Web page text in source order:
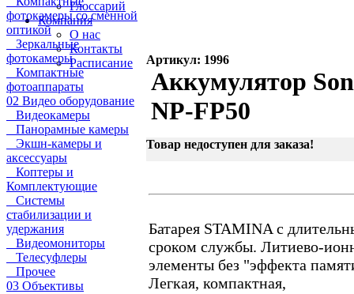
Глоссарий
Компания
О нас
Контакты
Расписание
фотокамеры со сменной
оптикой
Зеркальные
фотокамеры
Компактные
фотоаппараты
02 Видео оборудование
Видеокамеры
Панорамные камеры
Экшн-камеры и
аксессуары
Коптеры и
Комплектующие
Системы
стабилизации и
удержания
Видеомониторы
Телесуфлеры
Прочее
03 Объективы
Артикул: 1996
Аккумулятор
NP-FP50
Товар недоступен для заказа!
Батарея STAMINA с
сроком службы. Литиево-
элементы без "эффекта
Легкая, компактная,